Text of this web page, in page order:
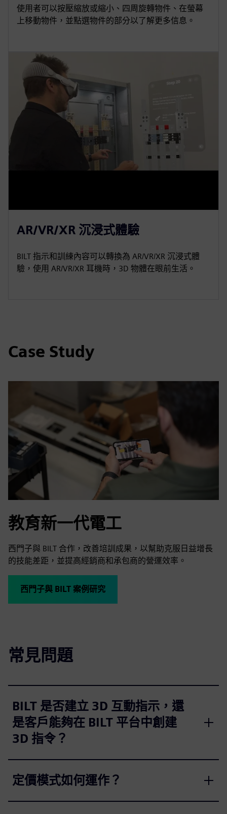
使用者可以按壓縮放或縮小、四周旋轉物件、在螢幕
上移動物件，並點選物件的部分以了解更多信息。
AR/VR/XR 沉浸式體驗
BILT 指示和訓練內容可以轉換為 AR/VR/XR 沉浸式體
驗，使用 AR/VR/XR 耳機時，3D 物體在眼前生活。
Case Study
教育新一代電工
西門子與 BILT 合作，改善培訓成果，以幫助克服日益增長
的技能差距，並提高經銷商和承包商的營運效率。
西門子與 BILT 案例研究
常見問題
BILT 是否建立 3D 互動指示，還
是客戶能夠在 BILT 平台中創建
3D 指令？
定價模式如何運作？